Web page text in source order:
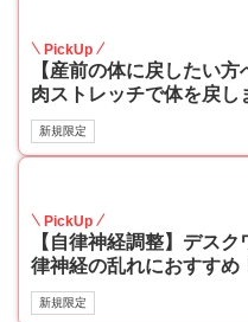
PickUp
【産前の体に戻したい
肉ストレッチで体を戻し
新規限定
PickUp
【自律神経調整】デス
律神経の乱れにおすすめ
新規限定